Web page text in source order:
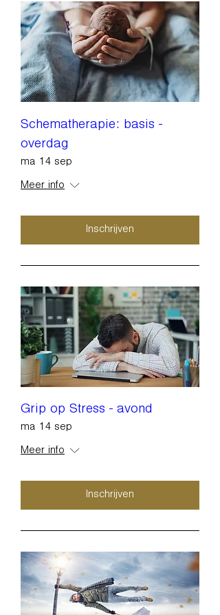
Schematherapie: basis -
overdag
ma 14 sep
Meer info
Inschrijven
Grip op Stress - avond
ma 14 sep
Meer info
Inschrijven